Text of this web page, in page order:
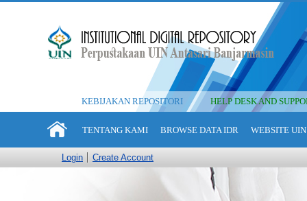
KEBIJAKAN REPOSITORI HELP DESK AND
TENTANG KAMI BROWSE DATA IDR WEBSITE
Login Create Account